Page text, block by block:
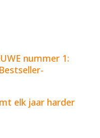
nummer 1:
elk jaar harder